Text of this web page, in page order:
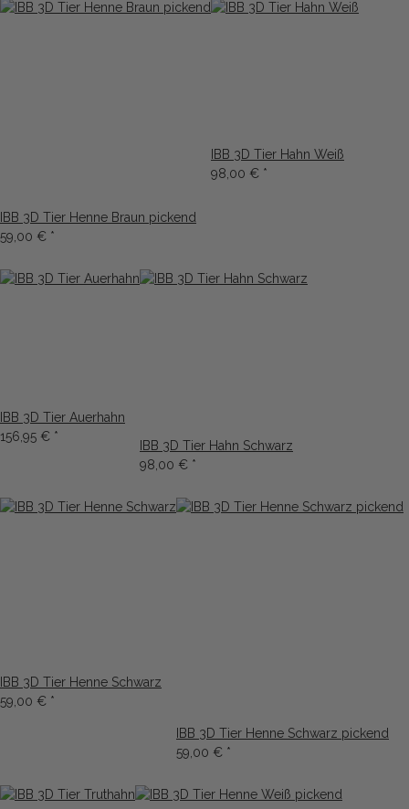
IBB 3D Tier Henne Braun pickend
59,00 € *
IBB 3D Tier Hahn Weiß
98,00 € *
IBB 3D Tier Auerhahn
156,95 € *
IBB 3D Tier Hahn Schwarz
98,00 € *
IBB 3D Tier Henne Schwarz
59,00 € *
IBB 3D Tier Henne Schwarz pickend
59,00 € *